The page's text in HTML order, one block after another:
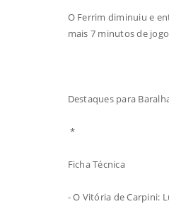
O Ferrim diminuiu e
mais 7 minutos de
Destaques para
*
Ficha Técnica
- O Vitória de Carpini: